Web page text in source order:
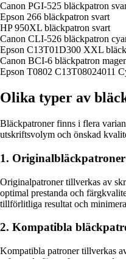
Canon PGI-525 bläckpatron
Epson 266 bläckpatron svart
HP 950XL bläckpatron svart
Canon CLI-526 bläckpatron
Epson C13T01D300 XXL
Canon BCI-6 bläckpatron
Epson T0802 C13T08024011
Olika typer av
Bläckpatroner finns i flera
utskriftsvolym och önskad
1. Originalbläckpatroner
Originalpatroner tillverkas av
optimal prestanda och
tillförlitliga resultat och
2. Kompatibla
Kompatibla patroner tillverkas